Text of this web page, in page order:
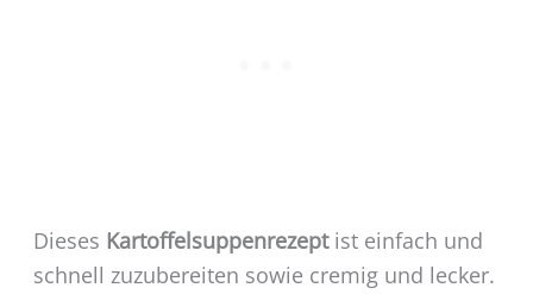
Dieses Kartoffelsuppenrezept ist einfach und
schnell zuzubereiten sowie cremig und lecker.